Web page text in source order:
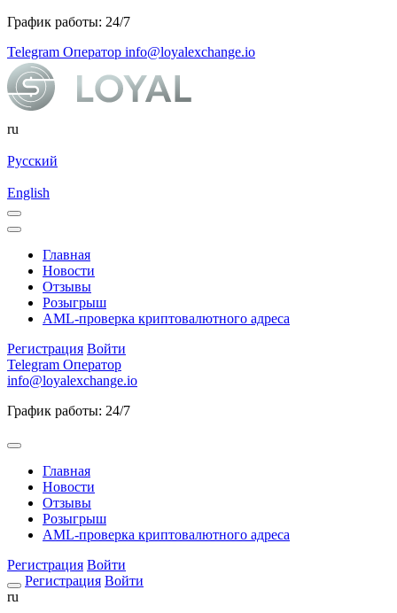
График работы: 24/7
Telegram Оператор info@loyalexchange.io
ru
Русский
English
Главная
Новости
Отзывы
Розыгрыш
AML-проверка криптовалютного адреса
Регистрация Войти
Telegram Оператор
info@loyalexchange.io
График работы: 24/7
Главная
Новости
Отзывы
Розыгрыш
AML-проверка криптовалютного адреса
Регистрация Войти
Регистрация Войти
ru